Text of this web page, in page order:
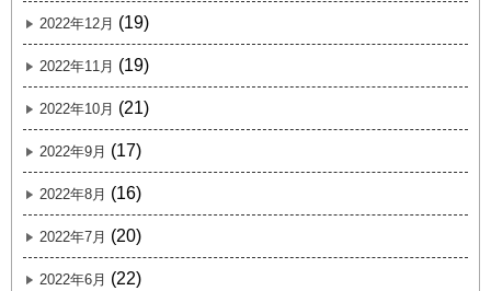
2022年12月 (19)
2022年11月 (19)
2022年10月 (21)
2022年9月 (17)
2022年8月 (16)
2022年7月 (20)
2022年6月 (22)